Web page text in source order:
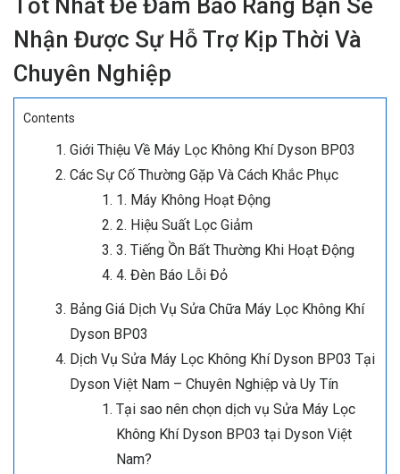
Nhận Được Sự Hỗ Trợ Kịp Thời Và
Chuyên Nghiệp
Contents
Giới Thiệu Về Máy Lọc Không Khí Dyson BP03
Các Sự Cố Thường Gặp Và Cách Khắc Phục
1. Máy Không Hoạt Động
2. Hiệu Suất Lọc Giảm
3. Tiếng Ồn Bất Thường Khi Hoạt Động
4. Đèn Báo Lỗi Đỏ
Bảng Giá Dịch Vụ Sửa Chữa Máy Lọc Không Khí
Dyson BP03
Dịch Vụ Sửa Máy Lọc Không Khí Dyson BP03 Tại
Dyson Việt Nam – Chuyên Nghiệp và Uy Tín
Tại sao nên chọn dịch vụ Sửa Máy Lọc
Không Khí Dyson BP03 tại Dyson Việt
Nam?